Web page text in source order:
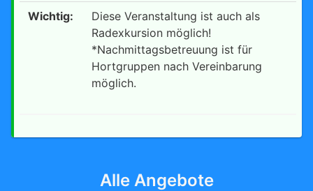
Wichtig:
Diese Veranstaltung ist auch als
Radexkursion möglich!
*Nachmittagsbetreuung ist für
Hortgruppen nach Vereinbarung
möglich.
Alle Angebote